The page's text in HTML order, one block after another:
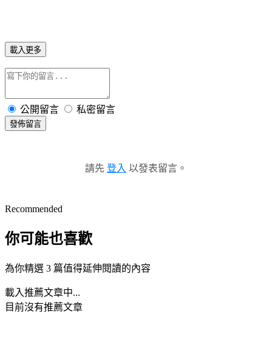
載入更多
公開留言 私密留言
發佈留言
請先 登入 以發表留言。
Recommended
你可能也喜歡
為你精選 3 篇值得延伸閱讀的內容
載入推薦文章中...
目前沒有推薦文章